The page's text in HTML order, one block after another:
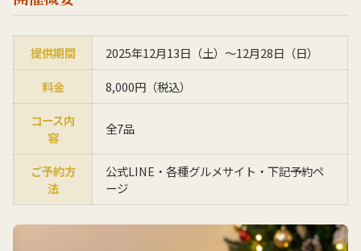
提供期間
2025年12月13日（土）〜12月28日（日）
料金
8,000円（税込）
コース内
容
全7品
ご予約方
法
公式LINE・各種グルメサイト・下記予約ペ
ージ